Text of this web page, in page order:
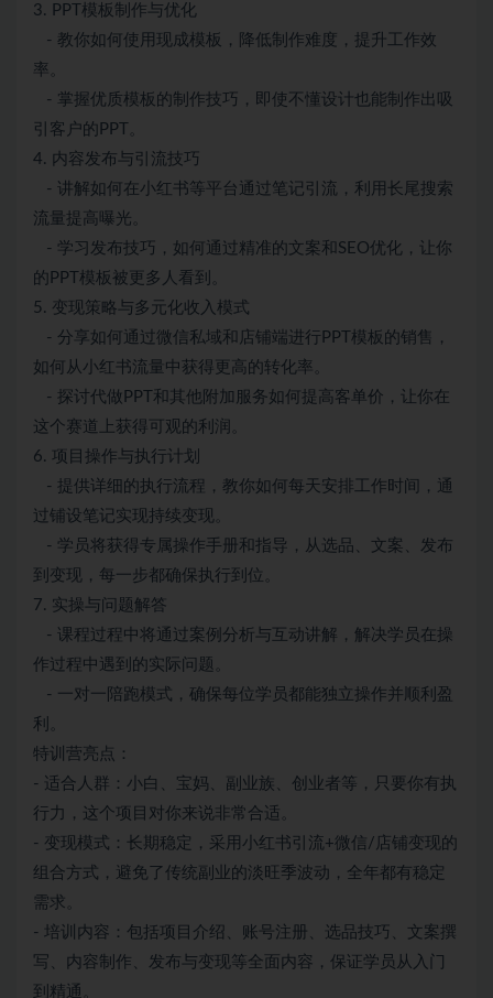
3. PPT模板制作与优化
- 教你如何使用现成模板，降低制作难度，提升工作效
率。
- 掌握优质模板的制作技巧，即使不懂设计也能制作出吸
引客户的PPT。
4. 内容发布与引流技巧
- 讲解如何在小红书等平台通过笔记引流，利用长尾搜索
流量提高曝光。
- 学习发布技巧，如何通过精准的文案和SEO优化，让你
的PPT模板被更多人看到。
5. 变现策略与多元化收入模式
- 分享如何通过微信私域和店铺端进行PPT模板的销售，
如何从小红书流量中获得更高的转化率。
- 探讨代做PPT和其他附加服务如何提高客单价，让你在
这个赛道上获得可观的利润。
6. 项目操作与执行计划
- 提供详细的执行流程，教你如何每天安排工作时间，通
过铺设笔记实现持续变现。
- 学员将获得专属操作手册和指导，从选品、文案、发布
到变现，每一步都确保执行到位。
7. 实操与问题解答
- 课程过程中将通过案例分析与互动讲解，解决学员在操
作过程中遇到的实际问题。
- 一对一陪跑模式，确保每位学员都能独立操作并顺利盈
利。
特训营亮点：
- 适合人群：小白、宝妈、副业族、创业者等，只要你有执
行力，这个项目对你来说非常合适。
- 变现模式：长期稳定，采用小红书引流+微信/店铺变现的
组合方式，避免了传统副业的淡旺季波动，全年都有稳定
需求。
- 培训内容：包括项目介绍、账号注册、选品技巧、文案撰
写、内容制作、发布与变现等全面内容，保证学员从入门
到精通。